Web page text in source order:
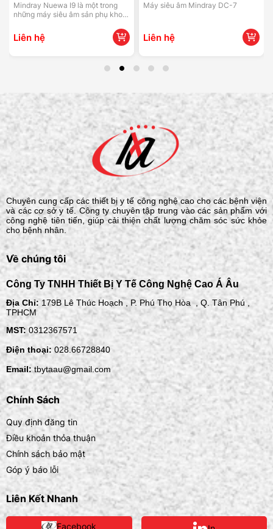
Mindray Nuewa I9 là một trong
những máy siêu âm sản phụ khoa
thiết kế đặc biệt để cung cấp hình
ảnh chất lượng cao và trải nghiệm
Liên hệ
Máy siêu âm Mindray DC-7
Liên hệ
Chuyên cung cấp các thiết bị y tế công nghệ cao cho các bệnh viện
và các cơ sở y tế. Công ty chuyên tập trung vào các sản phẩm với
công nghệ tiên tiến, giúp cải thiện chất lượng chăm sóc sức khỏe
cho bệnh nhân.
Về chúng tôi
Công Ty TNHH Thiết Bị Y Tế Công Nghệ Cao Á Âu
Địa Chỉ:179B Lê Thúc Hoạch , P. Phú Thọ Hòa , Q. Tân Phú ,
TPHCM
MST: 0312367571
Điện thoại: 028.66728840
Email:tbytaau@gmail.com
Chính Sách
Quy định đăng tin
Điều khoản thỏa thuận
Chính sách bảo mật
Góp ý báo lỗi
Liên Kết Nhanh
Facebook